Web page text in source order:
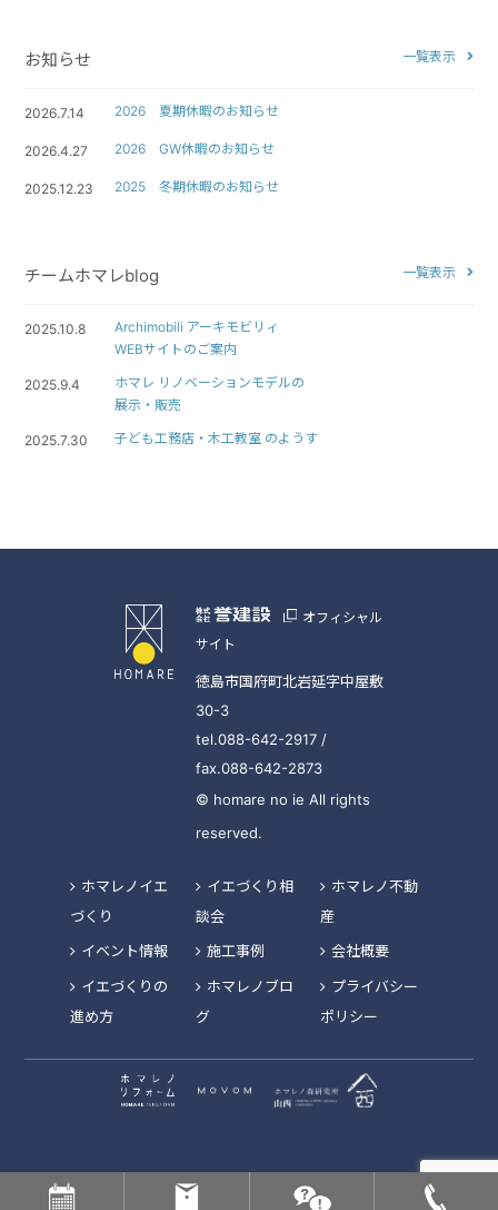
お知らせ 一覧表示
2026.7.14 2026 夏期休暇のお知らせ
2026.4.27 2026 GW休暇のお知らせ
2025.12.23 2025 冬期休暇のお知らせ
チームホマレblog 一覧表示
2025.10.8
Archimobili アーキモビリィ
WEBサイトのご案内
2025.9.4
ホマレ リノベーションモデルの
展示・販売
2025.7.30 子ども工務店・木工教室 のようす
オフィシャル
サイト
徳島市国府町北岩延字中屋敷
30-3
tel.088-642-2917 /
fax.088-642-2873
© homare no ie All rights
reserved.
ホマレノイエ
づくり
イベント情報
イエづくりの
進め方
イエづくり相
談会
施工事例
ホマレノブロ
グ
ホマレノ不動
産
会社概要
プライバシー
ポリシー